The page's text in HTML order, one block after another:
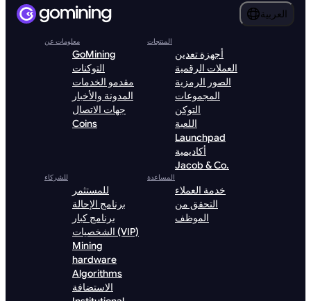
العربية
معلومات عن
GoMining
التوكنات
مقدمو الخدمات
المدونة والأخبار
جهات الاتصال
Coins
المنتجات
أجهزة تعدين
العملات الرقمية
الصور الرمزية
المجموعات
التوكن
اللعبة
Launchpad
أكاديمية
Jacob & Co.
للشركاء
للمستثمر
برنامج الإحالة
برنامج كبار
الشخصيات (VIP)
Mining
hardware
Algorithms
الاستضافة
المساعدة
خدمة العملاء
التحقق من
الموظف